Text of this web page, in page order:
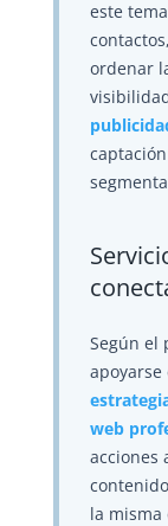
este
ordenar
Según el
apoyarse
web
acciones
la misma